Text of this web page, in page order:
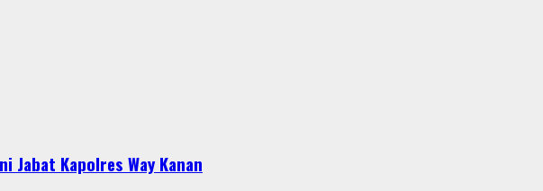
Jabat Kapolres Way Kanan